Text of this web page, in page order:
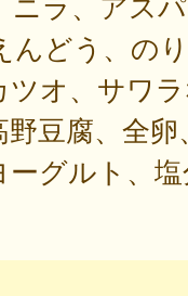
んどう、の
オ、サワ
豆腐、全
グルト、